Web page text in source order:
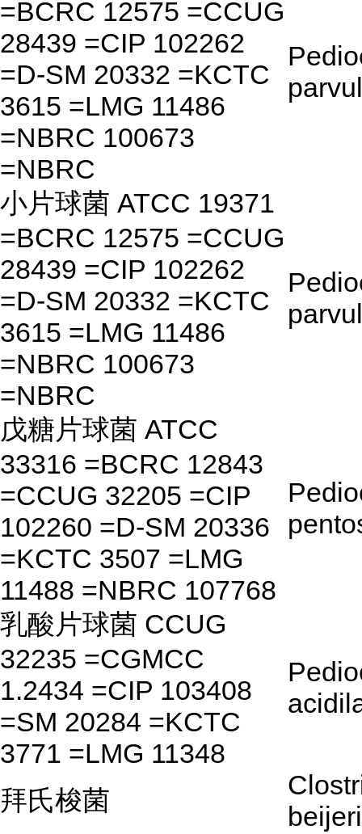
=BCRC 12575 =CCUG
28439 =CIP 102262
=D-SM 20332 =KCTC
3615 =LMG 11486
=NBRC 100673
=NBRC
小片球菌 ATCC 19371
=BCRC 12575 =CCUG
28439 =CIP 102262
=D-SM 20332 =KCTC
3615 =LMG 11486
=NBRC 100673
=NBRC
戊糖片球菌 ATCC
33316 =BCRC 12843
=CCUG 32205 =CIP
102260 =D-SM 20336
=KCTC 3507 =LMG
11488 =NBRC 107768
乳酸片球菌 CCUG
32235 =CGMCC
1.2434 =CIP 103408
=SM 20284 =KCTC
3771 =LMG 11348
拜氏梭菌